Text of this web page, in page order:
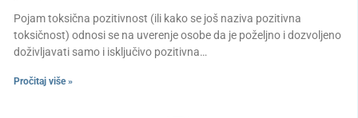
Pojam toksična pozitivnost (ili kako se još naziva pozitivna
toksičnost) odnosi se na uverenje osobe da je poželjno i dozvoljeno
doživljavati samo i isključivo pozitivna…
Pročitaj više »